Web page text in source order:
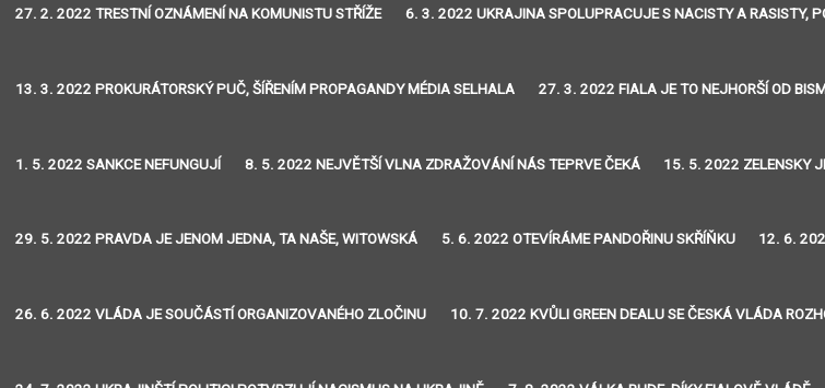
27. 2. 2022 TRESTNÍ OZNÁMENÍ NA KOMUNISTU STŘÍŽE 6. 3. 2022 UKRAJINA SPOLUPRACUJE S NACISTY A RASISTY,
13. 3. 2022 PROKURÁTORSKÝ PUČ, ŠÍŘENÍM PROPAGANDY MÉDIA SELHALA 27. 3. 2022 FIALA JE TO NEJHORŠÍ OD
1. 5. 2022 SANKCE NEFUNGUJÍ 8. 5. 2022 NEJVĚTŠÍ VLNA ZDRAŽOVÁNÍ NÁS TEPRVE ČEKÁ 15. 5. 2022 ZELENSKY
29. 5. 2022 PRAVDA JE JENOM JEDNA, TA NAŠE, WITOWSKÁ 5. 6. 2022 OTEVÍRÁME PANDOŘINU SKŘÍŇKU 12. 6.
26. 6. 2022 VLÁDA JE SOUČÁSTÍ ORGANIZOVANÉHO ZLOČINU 10. 7. 2022 KVŮLI GREEN DEALU SE ČESKÁ VLÁDA